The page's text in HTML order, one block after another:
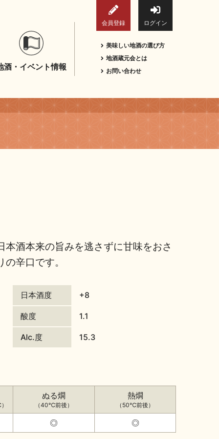
会員登録 ログイン
酒・イベント情報
美味しい地酒の選び方
地酒蔵元会とは
お問い合わせ
酒本来の旨みを逃さずに甘味をおさ
辛口です。
日本酒度 +8
酸度 1.1
Alc.度 15.3
ぬる燗
（40℃前後）
熱燗
（50℃前後）
◎ ◎